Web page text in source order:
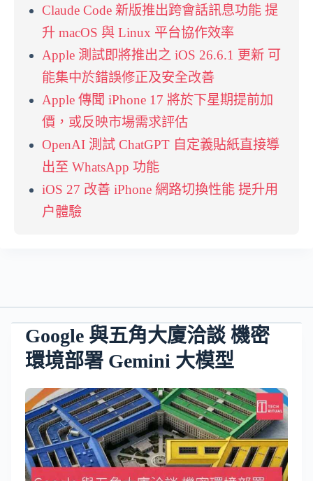
Claude Code 新版推出跨會話訊息功能 提
升 macOS 與 Linux 平台協作效率
Apple 測試即將推出之 iOS 26.6.1 更新 可
能集中於錯誤修正及安全改善
Apple 傳聞 iPhone 17 將於下星期提前加
價，或反映市場需求評估
OpenAI 測試 ChatGPT 自定義貼紙直接導
出至 WhatsApp 功能
iOS 27 改善 iPhone 網路切換性能 提升用
户體驗
Google 與五角大廈洽談 機密
環境部署 Gemini 大模型